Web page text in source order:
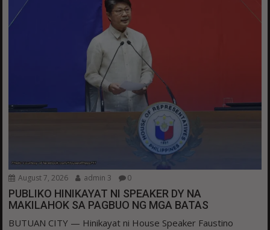
August 7, 2026 admin 3 0
PUBLIKO HINIKAYAT NI SPEAKER DY NA
MAKILAHOK SA PAGBUO NG MGA BATAS
BUTUAN CITY — Hinikayat ni House Speaker Faustino